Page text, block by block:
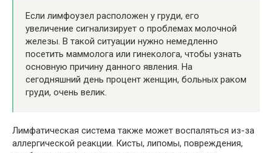
Если лимфоузел расположен у груди, его
увеличение сигнализирует о проблемах молочной
железы. В такой ситуации нужно немедленно
посетить маммолога или гинеколога, чтобы узнать
основную причину данного явления. На
сегодняшний день процент женщин, больных раком
груди, очень велик.
Лимфатическая система также может воспаляться из-за
аллергической реакции. Кисты, липомы, повреждения,